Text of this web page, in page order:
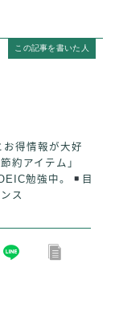
この記事を書いた人
お得情報が大好
約アイテム」
勉強中。
目
ス